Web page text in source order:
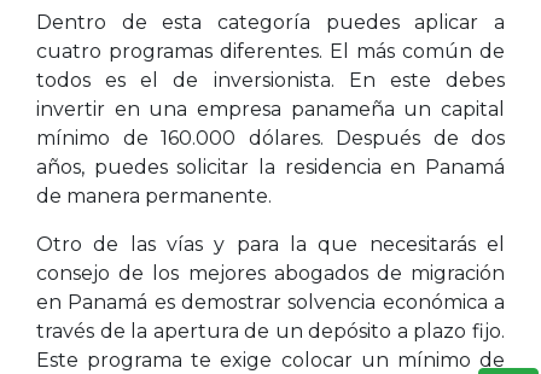
Dentro de esta categoría puedes aplicar a
cuatro programas diferentes. El más común de
todos es el de inversionista. En este debes
invertir en una empresa panameña un capital
mínimo de 160.000 dólares. Después de dos
años, puedes solicitar la residencia en Panamá
de manera permanente.
Otro de las vías y para la que necesitarás el
consejo de los mejores abogados de migración
en Panamá es demostrar solvencia económica a
través de la apertura de un depósito a plazo fijo.
Este programa te exige colocar un mínimo de